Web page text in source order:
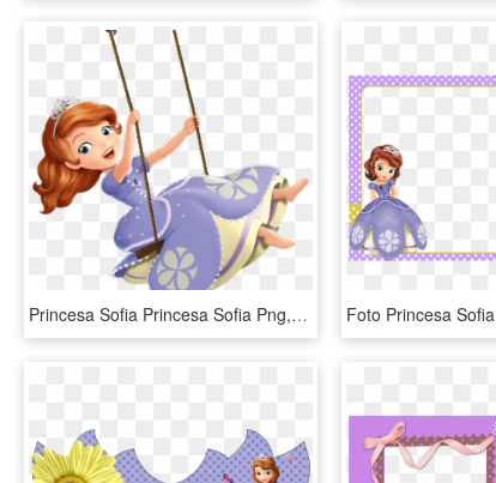
Princesa Sofia Princesa Sofia Png, Sofia The First - Sofia The First Swing, Transparent Png